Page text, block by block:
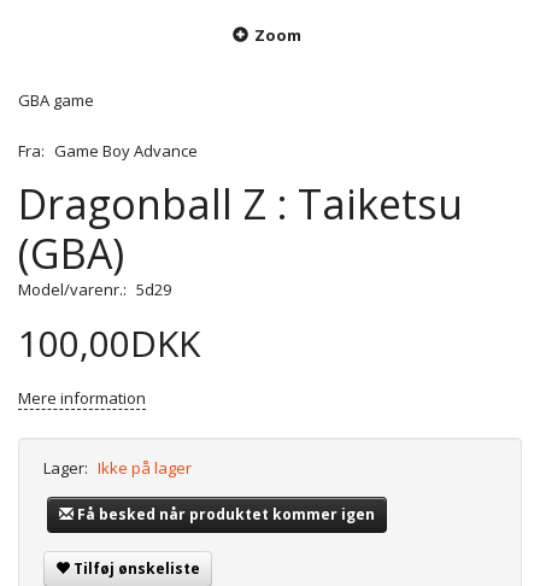
Zoom
GBA game
Fra: Game Boy Advance
Dragonball Z : Taiketsu
(GBA)
Model/varenr.: 5d29
100,00DKK
Mere information
Lager: Ikke på lager
Få besked når produktet kommer igen
Tilføj ønskeliste